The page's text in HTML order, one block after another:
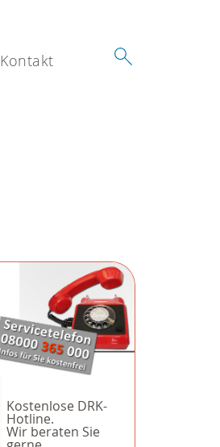
Kontakt
Kostenlose DRK-
Hotline.
Wir beraten Sie